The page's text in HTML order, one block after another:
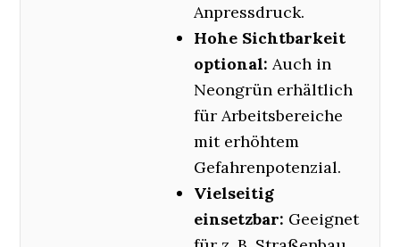
Anpressdruck.
Hohe Sichtbarkeit
optional: Auch in
Neongrün erhältlich
für Arbeitsbereiche
mit erhöhtem
Gefahrenpotenzial.
Vielseitig
einsetzbar: Geeignet